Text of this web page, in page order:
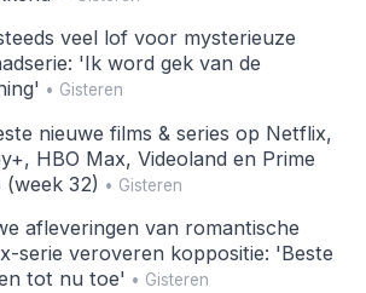
veel lof voor mysterieuze
'Ik word gek van de
• Gisteren
nieuwe films & series op Netflix,
HBO Max, Videoland en Prime
(week 32) • Gisteren
afleveringen van romantische
serie veroveren koppositie: 'Beste
tot nu toe' • Gisteren